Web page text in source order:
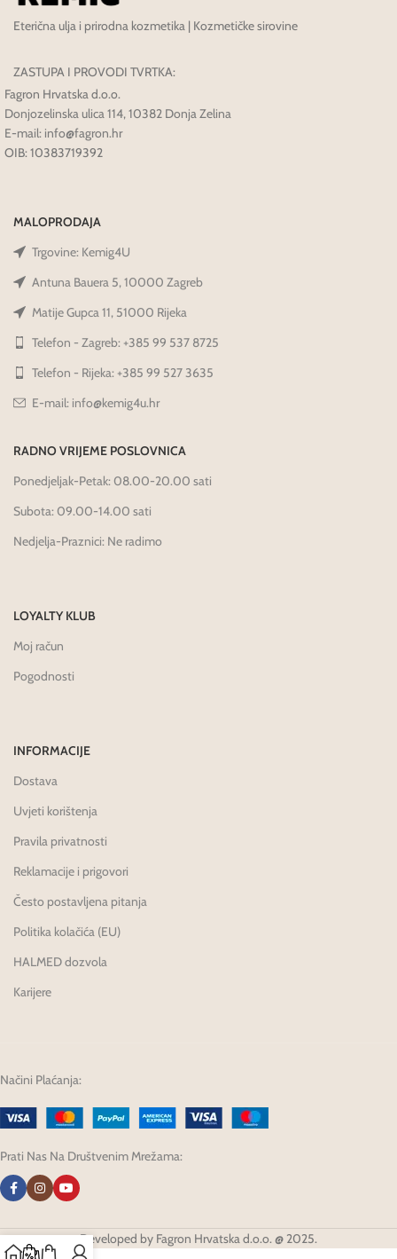
Eterična ulja i prirodna kozmetika | Kozmetičke sirovine
ZASTUPA I PROVODI TVRTKA:
Fagron Hrvatska d.o.o.
Donjozelinska ulica 114, 10382 Donja Zelina
E-mail: info@fagron.hr
OIB: 10383719392
MALOPRODAJA
Trgovine: Kemig4U
Antuna Bauera 5, 10000 Zagreb
Matije Gupca 11, 51000 Rijeka
Telefon - Zagreb: +385 99 537 8725
Telefon - Rijeka: +385 99 527 3635
E-mail: info@kemig4u.hr
RADNO VRIJEME POSLOVNICA
Ponedjeljak-Petak: 08.00-20.00 sati
Subota: 09.00-14.00 sati
Nedjelja-Praznici: Ne radimo
LOYALTY KLUB
Moj račun
Pogodnosti
INFORMACIJE
Dostava
Uvjeti korištenja
Pravila privatnosti
Reklamacije i prigovori
Često postavljena pitanja
Politika kolačića (EU)
HALMED dozvola
Karijere
Načini Plaćanja:
Prati Nas Na Društvenim Mrežama:
Developed by Fagron Hrvatska d.o.o. @ 2025.